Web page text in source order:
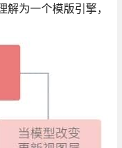
为一个模版引擎，